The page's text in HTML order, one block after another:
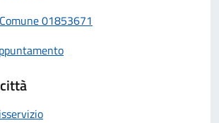
01853671